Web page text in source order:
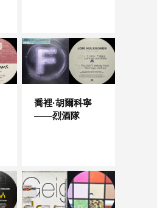
喬裡·胡爾科寧
——烈酒隊